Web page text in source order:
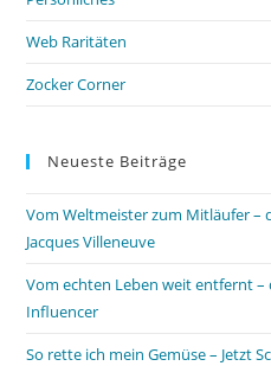
Web Raritäten
Zocker Corner
Neueste Beiträge
Vom Weltmeister zum Mitläufer –
Jacques Villeneuve
Vom echten Leben weit entfernt
Influencer
So rette ich mein Gemüse – Jetzt